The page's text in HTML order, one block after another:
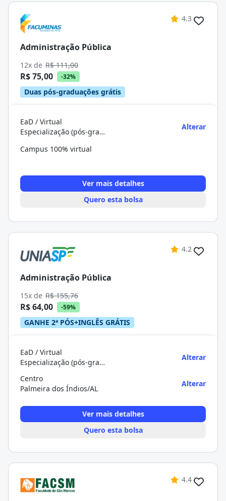
4.3
Administração Pública
12x de R$ 111,00
R$ 75,00 -32%
Duas pós-graduações grátis
EaD / Virtual
Especialização (pós-graduação)
Alterar
Campus 100% virtual
Ver mais detalhes
Quero esta bolsa
4.2
Administração Pública
15x de R$ 155,76
R$ 64,00 -59%
GANHE 2ª PÓS+INGLÊS GRÁTIS
EaD / Virtual
Especialização (pós-graduação)
Alterar
Centro
Palmeira dos Índios/AL
Alterar
Ver mais detalhes
Quero esta bolsa
4.4